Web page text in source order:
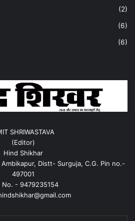
(2)
(6)
(6)
SHRIWASTAVA
(Editor)
Hind Shikhar
Distt- Surguja, C.G. Pin no.-
497001
No. - 9479235154